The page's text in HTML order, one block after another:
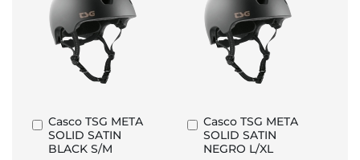
Casco TSG META
SOLID SATIN
BLACK S/M
Añadir
al
carrito
Casco TSG META
SOLID SATIN
NEGRO L/XL
Añadir
al
carrito